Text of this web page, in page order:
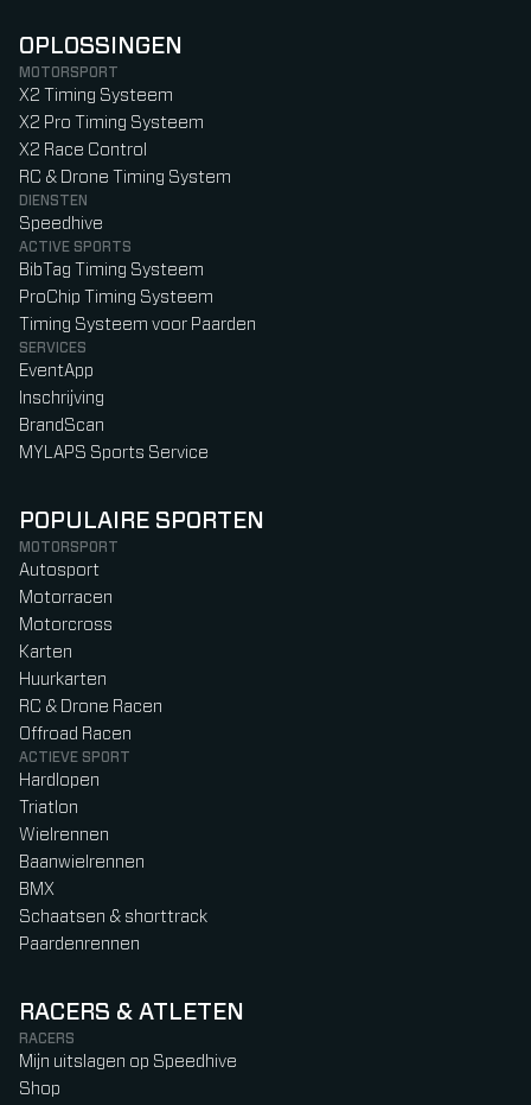
OPLOSSINGEN
MOTORSPORT
X2 Timing Systeem
X2 Pro Timing Systeem
X2 Race Control
RC & Drone Timing System
DIENSTEN
Speedhive
ACTIVE SPORTS
BibTag Timing Systeem
ProChip Timing Systeem
Timing Systeem voor Paarden
SERVICES
EventApp
Inschrijving
BrandScan
MYLAPS Sports Service
POPULAIRE SPORTEN
MOTORSPORT
Autosport
Motorracen
Motorcross
Karten
Huurkarten
RC & Drone Racen
Offroad Racen
ACTIEVE SPORT
Hardlopen
Triatlon
Wielrennen
Baanwielrennen
BMX
Schaatsen & shorttrack
Paardenrennen
RACERS & ATLETEN
RACERS
Mijn uitslagen op Speedhive
Shop